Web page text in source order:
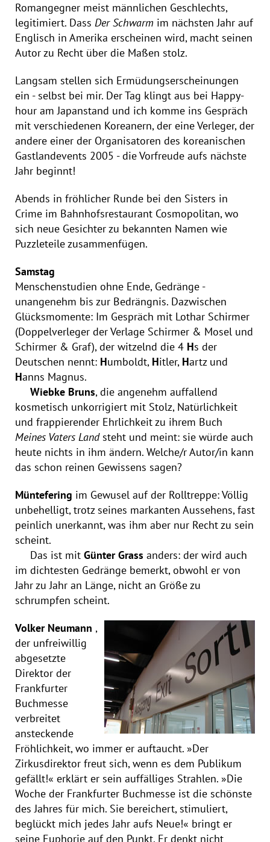
Romangegner meist männlichen Geschlechts,
legitimiert. Dass Der Schwarm im nächsten Jahr auf
Englisch in Amerika erscheinen wird, macht seinen
Autor zu Recht über die Maßen stolz.
Langsam stellen sich Ermüdungserscheinungen
ein - selbst bei mir. Der Tag klingt aus bei Happy-
hour am Japanstand und ich komme ins Gespräch
mit verschiedenen Koreanern, der eine Verleger, der
andere einer der Organisatoren des koreanischen
Gastlandevents 2005 - die Vorfreude aufs nächste
Jahr beginnt!
Abends in fröhlicher Runde bei den Sisters in
Crime im Bahnhofsrestaurant Cosmopolitan, wo
sich neue Gesichter zu bekannten Namen wie
Puzzleteile zusammenfügen.
Samstag
Menschenstudien ohne Ende, Gedränge -
unangenehm bis zur Bedrängnis. Dazwischen
Glücksmomente: Im Gespräch mit Lothar Schirmer
(Doppelverleger der Verlage Schirmer & Mosel und
Schirmer & Graf), der witzelnd die 4 Hs der
Deutschen nennt: Humboldt, Hitler, Hartz und
Hanns Magnus.
Wiebke Bruns, die angenehm auffallend
kosmetisch unkorrigiert mit Stolz, Natürlichkeit
und frappierender Ehrlichkeit zu ihrem Buch
Meines Vaters Landsteht und meint: sie würde auch
heute nichts in ihm ändern. Welche/r Autor/in kann
das schon reinen Gewissens sagen?
Müntefering im Gewusel auf der Rolltreppe: Völlig
unbehelligt, trotz seines markanten Aussehens, fast
peinlich unerkannt, was ihm aber nur Recht zu sein
scheint.
Das ist mit Günter Grass anders: der wird auch
im dichtesten Gedränge bemerkt, obwohl er von
Jahr zu Jahr an Länge, nicht an Größe zu
schrumpfen scheint.
Volker Neumann ,
der unfreiwillig
abgesetzte
Direktor der
Frankfurter
Buchmesse
verbreitet
ansteckende
Fröhlichkeit, wo immer er auftaucht. »Der
Zirkusdirektor freut sich, wenn es dem Publikum
gefällt!« erklärt er sein auffälliges Strahlen. »Die
Woche der Frankfurter Buchmesse ist die schönste
des Jahres für mich. Sie bereichert, stimuliert,
beglückt mich jedes Jahr aufs Neue!« bringt er
seine Euphorie auf den Punkt. Er denkt nicht